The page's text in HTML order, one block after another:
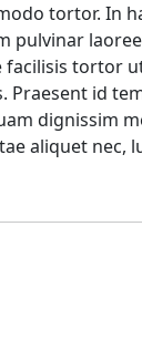
tortor. In
pulvinar
tortor
id
dignissim
aliquet nec,